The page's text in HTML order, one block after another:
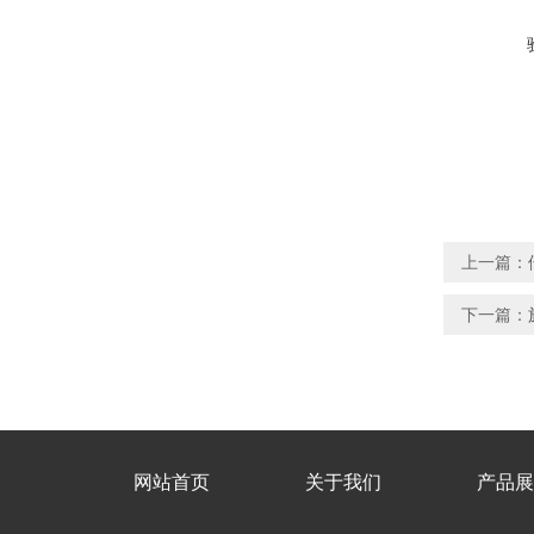
上一篇：
下一篇：
网站首页 关于我们 产品